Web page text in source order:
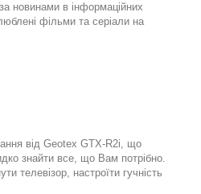
новинами в інформаційних
фільми та серіали на
від Geotex GTX-R2i, що
знайти все, що Вам потрібно.
телевізор, настроїти гучність